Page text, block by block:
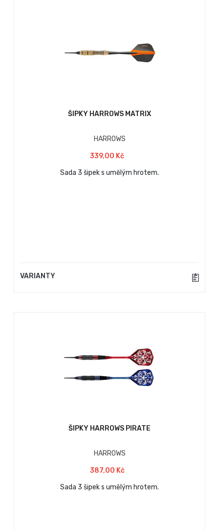
ŠIPKY HARROWS MATRIX
HARROWS
339,00 Kč
Sada 3 šipek s umělým hrotem.
VARIANTY
ŠIPKY HARROWS PIRATE
HARROWS
387,00 Kč
Sada 3 šipek s umělým hrotem.